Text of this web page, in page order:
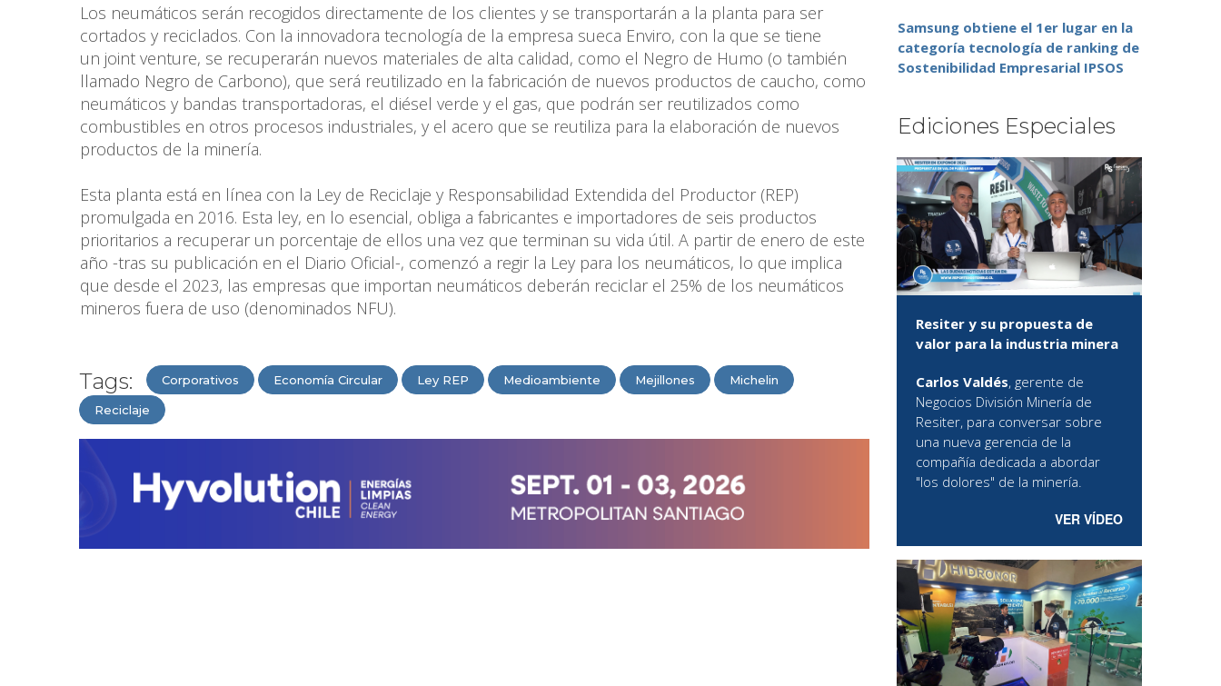
Los neumáticos serán recogidos directamente de los clientes y se transportarán a la planta para ser
cortados y reciclados. Con la innovadora tecnología de la empresa sueca Enviro, con la que se tiene
un joint venture, se recuperarán nuevos materiales de alta calidad, como el Negro de Humo (o también
llamado Negro de Carbono), que será reutilizado en la fabricación de nuevos productos de caucho, como
neumáticos y bandas transportadoras, el diésel verde y el gas, que podrán ser reutilizados como
combustibles en otros procesos industriales, y el acero que se reutiliza para la elaboración de nuevos
productos de la minería.
Esta planta está en línea con la Ley de Reciclaje y Responsabilidad Extendida del Productor (REP)
promulgada en 2016. Esta ley, en lo esencial, obliga a fabricantes e importadores de seis productos
prioritarios a recuperar un porcentaje de ellos una vez que terminan su vida útil. A partir de enero de este
año -tras su publicación en el Diario Oficial-, comenzó a regir la Ley para los neumáticos, lo que implica
que desde el 2023, las empresas que importan neumáticos deberán reciclar el 25% de los neumáticos
mineros fuera de uso (denominados NFU).
Tags: Corporativos Economía Circular Ley REP Medioambiente Mejillones Michelin
Reciclaje
Samsung obtiene el 1er lugar en la
categoría tecnología de ranking de
Sostenibilidad Empresarial IPSOS
Ediciones Especiales
Resiter y su propuesta de
valor para la industria minera
Carlos Valdés, gerente de
Negocios División Minería de
Resiter, para conversar sobre
una nueva gerencia de la
compañía dedicada a abordar
"los dolores" de la minería.
VER VÍDEO